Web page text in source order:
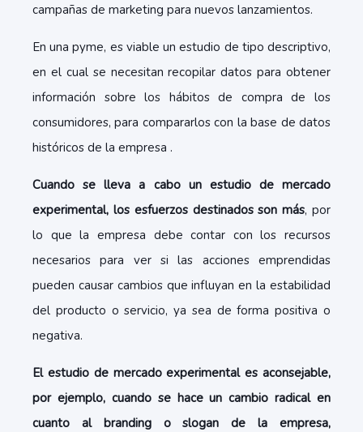
campañas de marketing para nuevos lanzamientos.
En una pyme, es viable un estudio de tipo descriptivo,
en el cual se necesitan recopilar datos para obtener
información sobre los hábitos de compra de los
consumidores, para compararlos con la base de datos
históricos de la empresa .
Cuando se lleva a cabo un estudio de mercado
experimental, los esfuerzos destinados son más, por
lo que la empresa debe contar con los recursos
necesarios para ver si las acciones emprendidas
pueden causar cambios que influyan en la estabilidad
del producto o servicio, ya sea de forma positiva o
negativa.
El estudio de mercado experimental es aconsejable,
por ejemplo, cuando se hace un cambio radical en
cuanto al branding o slogan de la empresa,